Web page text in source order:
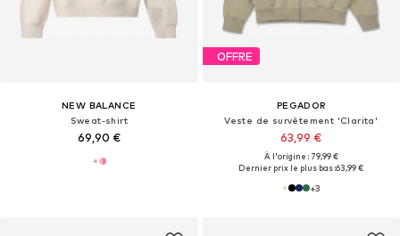
NEW BALANCE
Sweat-shirt
69,90 €
OFFRE
PEGADOR
Veste de survêtement 'Clarita'
63,99 €
À l'origine : 79,99 €
Dernier prix le plus bas :63,99 €
+3